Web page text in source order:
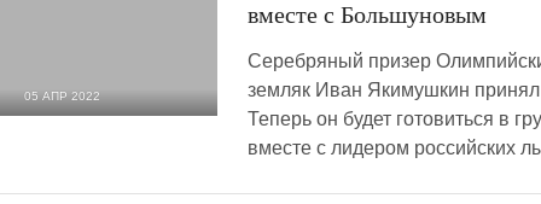
05 АПР 2022
вместе с Большуновым
Серебряный призер
земляк Иван Якимушкин
Теперь он будет готовиться в
вместе с лидером российских